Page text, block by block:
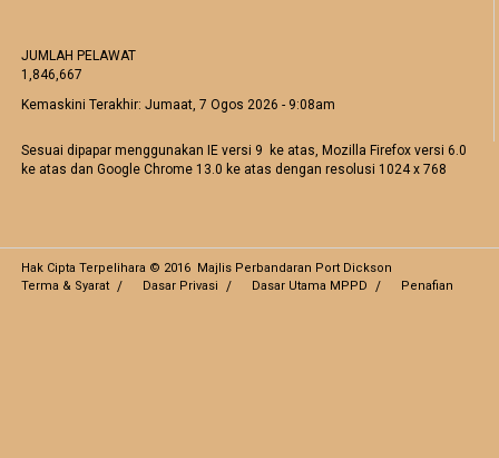
JUMLAH PELAWAT
1,846,667
Kemaskini Terakhir:Jumaat, 7 Ogos 2026 - 9:08am
Sesuai dipapar menggunakan IE versi 9 ke atas, Mozilla Firefox versi 6.0
ke atas dan Google Chrome 13.0 ke atas dengan resolusi 1024 x 768
Hak Cipta Terpelihara © 2016 Majlis Perbandaran Port Dickson
Terma & Syarat
Dasar Privasi Dasar Utama MPPD Penafian